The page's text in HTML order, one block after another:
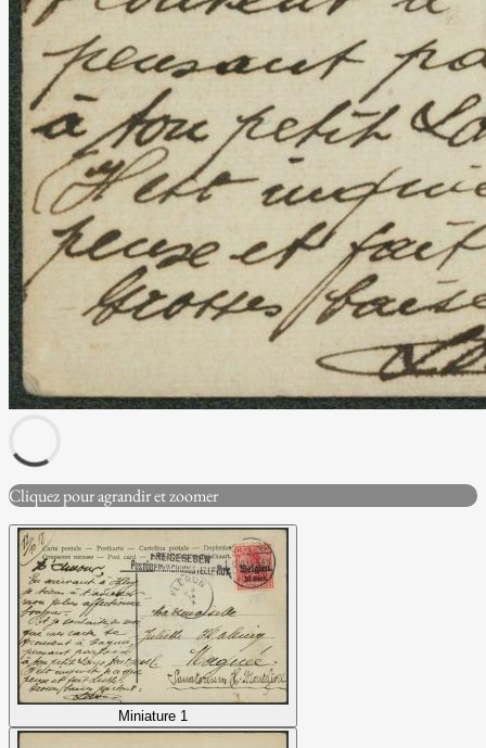
Cliquez pour agrandir et zoomer
Miniature 1